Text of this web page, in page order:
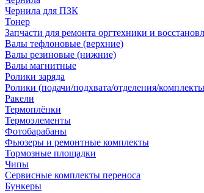
Чернила для ПЗК
Тонер
Запчасти для ремонта оргтехники и
Валы тефлоновые (верхние)
Валы резиновые (нижние)
Валы магнитные
Ролики заряда
Ролики (подачи/подхвата/отделения/
Ракели
Термоплёнки
Термоэлементы
Фотобарабаны
Фьюзеры и ремонтные комплекты
Тормозные площадки
Чипы
Сервисные комплекты переноса
Бункеры